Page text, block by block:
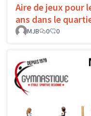
Aire de jeux pour
ans dans le
MJB
0 0